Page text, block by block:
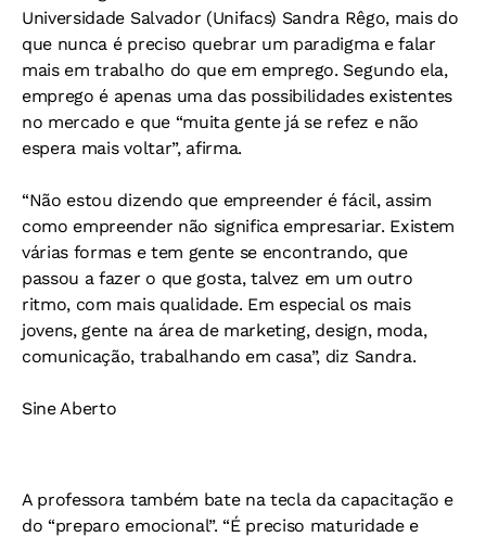
Universidade Salvador (Unifacs) Sandra Rêgo, mais do
que nunca é preciso quebrar um paradigma e falar
mais em trabalho do que em emprego. Segundo ela,
emprego é apenas uma das possibilidades existentes
no mercado e que “muita gente já se refez e não
espera mais voltar”, afirma.
“Não estou dizendo que empreender é fácil, assim
como empreender não significa empresariar. Existem
várias formas e tem gente se encontrando, que
passou a fazer o que gosta, talvez em um outro
ritmo, com mais qualidade. Em especial os mais
jovens, gente na área de marketing, design, moda,
comunicação, trabalhando em casa”, diz Sandra.
Sine Aberto
A professora também bate na tecla da capacitação e
do “preparo emocional”. “É preciso maturidade e